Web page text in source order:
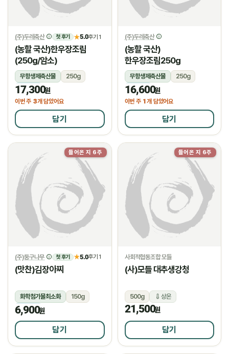
(주)두레축산 첫 후기 ★5.0후기 1
(농할 국산)한우장조림
(250g/암소)
무항생제축산물
250g
냉장
17,300원
이번 주 3개 담았어요
담기
(주)두레축산
(농할 국산)
한우장조림250g
무항생제축산물
250g
냉장
16,600원
이번 주 1개 담았어요
담기
들어온 지 6주
(주)둥구나무 첫 후기 ★5.0후기 1
(맛찬)김장아찌
화학첨가물최소화
150g
냉장
6,900원
담기
들어온 지 6주
사회적협동조합 모들
(사)모들 대추생강청
500g 상온
21,500원
담기